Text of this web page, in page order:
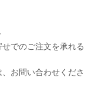
でのご注文を承れる
お問い合わせくださ